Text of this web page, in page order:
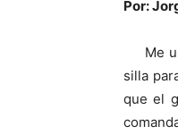
Por:
Me
silla
que el